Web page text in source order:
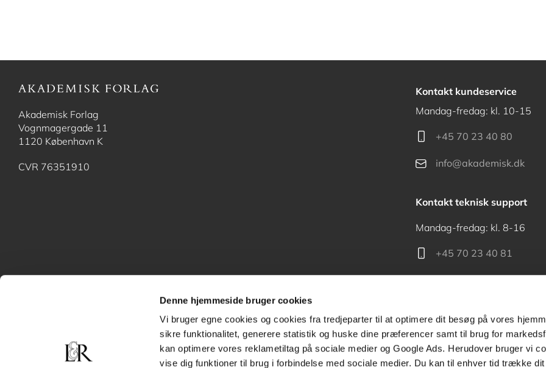
Denne hjemmeside bruger cookies
Vi bruger egne cookies og cookies fra tredjeparter til at optimere dit besøg på vores
sikre funktionalitet, generere statistik og huske dine præferencer samt til brug for
kan optimere vores reklametiltag på sociale medier og Google Ads. Herudover bruger vi
vise dig funktioner til brug i forbindelse med sociale medier. Du kan til enhver tid trække
Akademisk Forlag
Vognmagergade 11
1120 København K
CVR 76351910
Kontakt kundeservice
Mandag-fredag: kl. 10-15
+45 70 23 40 80
info@akademisk.dk
Kontakt teknisk support
Mandag-fredag: kl. 8-16
+45 70 23 40 81
Kontakt receptionen